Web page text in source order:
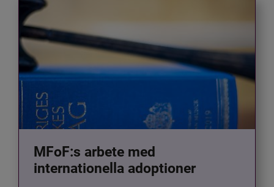
MFoF:s arbete med
internationella adoptioner